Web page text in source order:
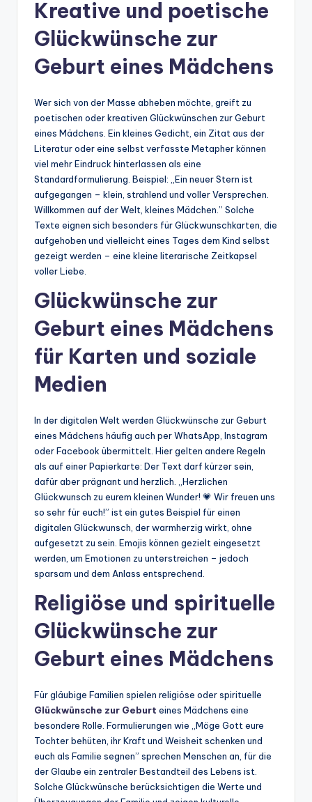
Kreative und poetische
Glückwünsche zur
Geburt eines Mädchens
Wer sich von der Masse abheben möchte, greift zu
poetischen oder kreativen Glückwünschen zur Geburt
eines Mädchens. Ein kleines Gedicht, ein Zitat aus der
Literatur oder eine selbst verfasste Metapher können
viel mehr Eindruck hinterlassen als eine
Standardformulierung. Beispiel: „Ein neuer Stern ist
aufgegangen – klein, strahlend und voller Versprechen.
Willkommen auf der Welt, kleines Mädchen.” Solche
Texte eignen sich besonders für Glückwunschkarten, die
aufgehoben und vielleicht eines Tages dem Kind selbst
gezeigt werden – eine kleine literarische Zeitkapsel
voller Liebe.
Glückwünsche zur
Geburt eines Mädchens
für Karten und soziale
Medien
In der digitalen Welt werden Glückwünsche zur Geburt
eines Mädchens häufig auch per WhatsApp, Instagram
oder Facebook übermittelt. Hier gelten andere Regeln
als auf einer Papierkarte: Der Text darf kürzer sein,
dafür aber prägnant und herzlich. „Herzlichen
Glückwunsch zu eurem kleinen Wunder! 💗 Wir freuen uns
so sehr für euch!” ist ein gutes Beispiel für einen
digitalen Glückwunsch, der warmherzig wirkt, ohne
aufgesetzt zu sein. Emojis können gezielt eingesetzt
werden, um Emotionen zu unterstreichen – jedoch
sparsam und dem Anlass entsprechend.
Religiöse und spirituelle
Glückwünsche zur
Geburt eines Mädchens
Für gläubige Familien spielen religiöse oder spirituelle
Glückwünsche zur Geburt eines Mädchens eine
besondere Rolle. Formulierungen wie „Möge Gott eure
Tochter behüten, ihr Kraft und Weisheit schenken und
euch als Familie segnen” sprechen Menschen an, für die
der Glaube ein zentraler Bestandteil des Lebens ist.
Solche Glückwünsche berücksichtigen die Werte und